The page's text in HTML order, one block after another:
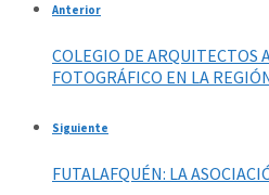
Anterior
COLEGIO DE ARQUITECTOS
FOTOGRÁFICO EN LA
Siguiente
FUTALAFQUÉN: LA